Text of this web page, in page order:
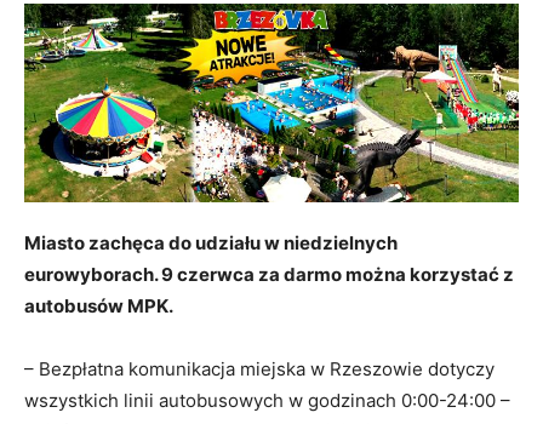
Miasto zachęca do udziału w niedzielnych
eurowyborach. 9 czerwca za darmo można korzystać z
autobusów MPK.
– Bezpłatna komunikacja miejska w Rzeszowie dotyczy
wszystkich linii autobusowych w godzinach 0:00-24:00 –